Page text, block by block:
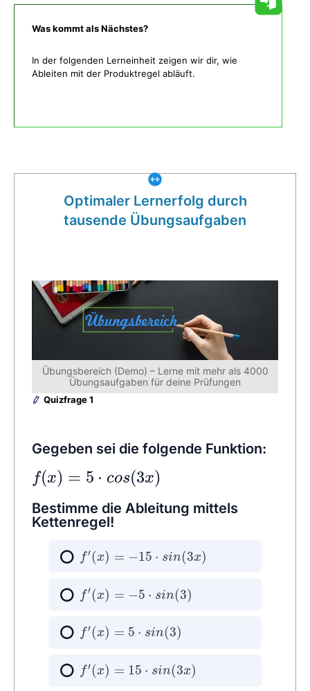
Was kommt als Nächstes?
In der folgenden Lerneinheit zeigen wir dir, wie
Ableiten mit der Produktregel abläuft.
Optimaler Lernerfolg durch
tausende Übungsaufgaben
Übungsbereich (Demo) – Lerne mit mehr als 4000
Übungsaufgaben für deine Prüfungen
Quizfrage 1